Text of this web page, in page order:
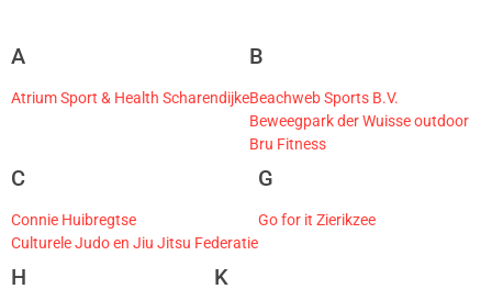
A
Atrium Sport & Health Scharendijke
B
Beachweb Sports B.V.
Beweegpark der Wuisse outdoor
Bru Fitness
C
Connie Huibregtse
Culturele Judo en Jiu Jitsu Federatie
G
Go for it Zierikzee
H K